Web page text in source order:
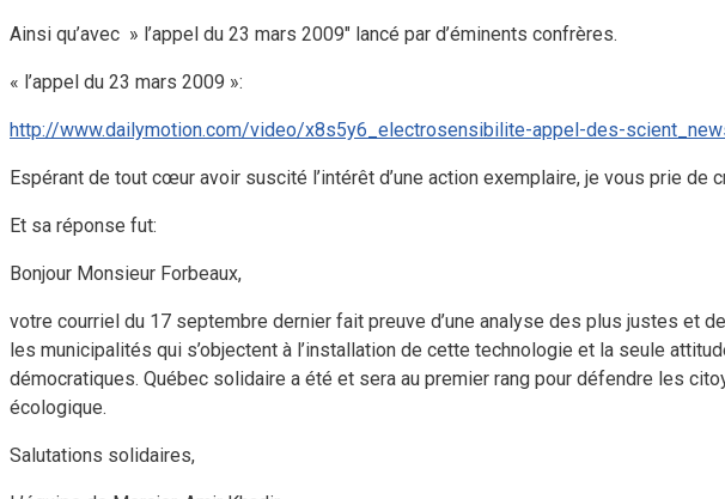
Ainsi qu’avec » l’appel du 23 mars 2009″ lancé par d’éminents confrères.
« l’appel du 23 mars 2009 »:
http://www.dailymotion.com/video/x8s5y6_electrosensibilite-appel-des-
Espérant de tout cœur avoir suscité l’intérêt d’une action exemplaire, je vous prie de
Et sa réponse fut:
Bonjour Monsieur Forbeaux,
votre courriel du 17 septembre dernier fait preuve d’une analyse des plus justes et
les municipalités qui s’objectent à l’installation de cette technologie et la seule
démocratiques. Québec solidaire a été et sera au premier rang pour défendre les
écologique.
Salutations solidaires,